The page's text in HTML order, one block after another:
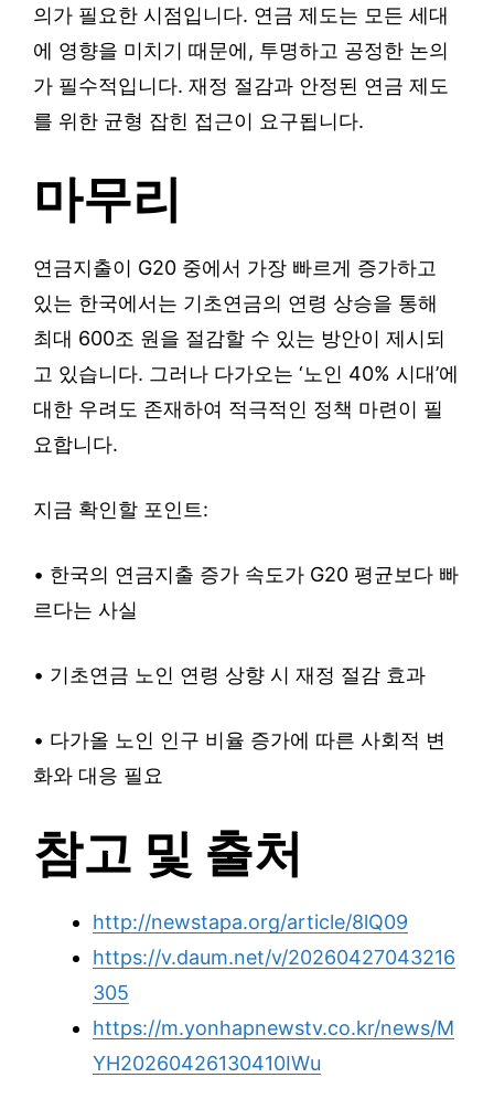
의가 필요한 시점입니다. 연금 제도는 모든 세대
에 영향을 미치기 때문에, 투명하고 공정한 논의
가 필수적입니다. 재정 절감과 안정된 연금 제도
를 위한 균형 잡힌 접근이 요구됩니다.
마무리
연금지출이 G20 중에서 가장 빠르게 증가하고
있는 한국에서는 기초연금의 연령 상승을 통해
최대 600조 원을 절감할 수 있는 방안이 제시되
고 있습니다. 그러나 다가오는 ‘노인 40% 시대’에
대한 우려도 존재하여 적극적인 정책 마련이 필
요합니다.
지금 확인할 포인트:
• 한국의 연금지출 증가 속도가 G20 평균보다 빠
르다는 사실
• 기초연금 노인 연령 상향 시 재정 절감 효과
• 다가올 노인 인구 비율 증가에 따른 사회적 변
화와 대응 필요
참고 및 출처
http://newstapa.org/article/8lQ09
https://v.daum.net/v/20260427043216
305
https://m.yonhapnewstv.co.kr/news/M
YH20260426130410IWu